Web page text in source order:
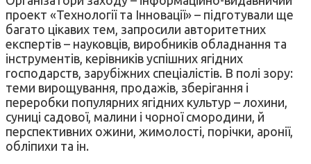
проект «Технології та Інновації» – підготували ще
багато цікавих тем, запросили авторитетних
експертів – науковців, виробників обладнання та
інструментів, керівників успішних ягідних
господарств, зарубіжних спеціалістів. В полі зору:
теми вирощування, продажів, зберігання і
переробки популярних ягідних культур – лохини,
суниці садової, малини і чорної смородини, й
перспективних ожини, жимолості, порічки, аронії,
обліпихи та ін.